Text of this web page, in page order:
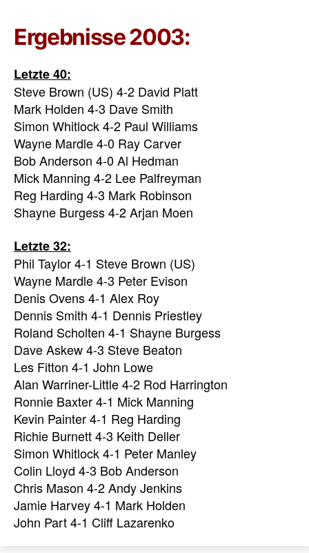
Ergebnisse 2003:
Letzte 40:
Steve Brown (US) 4-2 David Platt
Mark Holden 4-3 Dave Smith
Simon Whitlock 4-2 Paul Williams
Wayne Mardle 4-0 Ray Carver
Bob Anderson 4-0 Al Hedman
Mick Manning 4-2 Lee Palfreyman
Reg Harding 4-3 Mark Robinson
Shayne Burgess 4-2 Arjan Moen
Letzte 32:
Phil Taylor 4-1 Steve Brown (US)
Wayne Mardle 4-3 Peter Evison
Denis Ovens 4-1 Alex Roy
Dennis Smith 4-1 Dennis Priestley
Roland Scholten 4-1 Shayne Burgess
Dave Askew 4-3 Steve Beaton
Les Fitton 4-1 John Lowe
Alan Warriner-Little 4-2 Rod Harrington
Ronnie Baxter 4-1 Mick Manning
Kevin Painter 4-1 Reg Harding
Richie Burnett 4-3 Keith Deller
Simon Whitlock 4-1 Peter Manley
Colin Lloyd 4-3 Bob Anderson
Chris Mason 4-2 Andy Jenkins
Jamie Harvey 4-1 Mark Holden
John Part 4-1 Cliff Lazarenko